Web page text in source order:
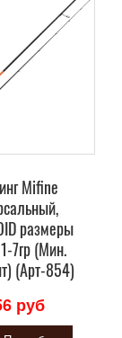
Mifine
размеры
7гр (Мин.
(Арт-854)
руб